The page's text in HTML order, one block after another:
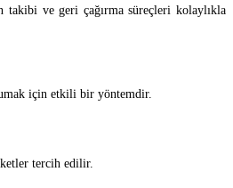
ve geri çağırma süreçleri kolaylıkla
için etkili bir yöntemdir.
tercih edilir.